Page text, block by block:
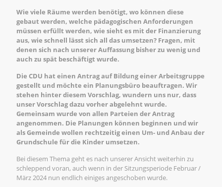
Wie viele Räume werden benötigt, wo können diese
gebaut werden, welche pädagogischen Anforderungen
müssen erfüllt werden, wie sieht es mit der Finanzierung
aus, wie schnell lässt sich all das umsetzen? Fragen, mit
denen sich nach unserer Auffassung bisher zu wenig und
auch zu spät beschäftigt wurde.
Die CDU hat einen Antrag auf Bildung einer Arbeitsgruppe
gestellt und möchte ein Planungsbüro beauftragen. Wir
stehen hinter diesem Vorschlag, wundern uns nur, dass
unser Vorschlag dazu vorher abgelehnt wurde.
Gemeinsam wurde von allen Parteien der Antrag
angenommen. Die Planungen können beginnen und wir
als Gemeinde wollen rechtzeitig einen Um- und Anbau der
Grundschule für die Kinder umsetzen.
Bei diesem Thema geht es nach unserer Ansicht weiterhin zu
schleppend voran, auch wenn in der Sitzungsperiode Februar /
März 2024 nun endlich einiges angeschoben wurde.